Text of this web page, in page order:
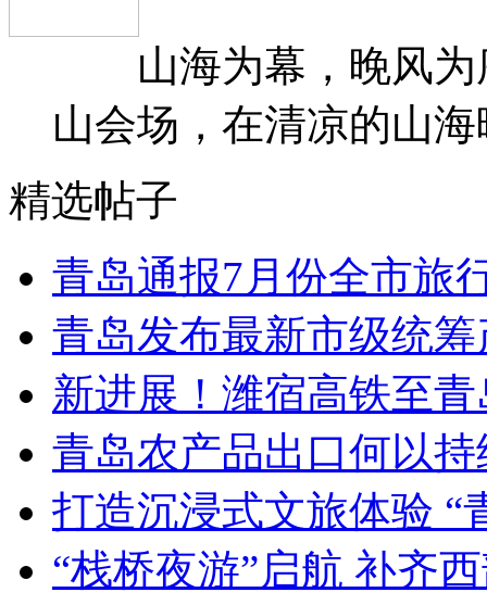
山海为幕，晚风为
山会场，在清凉的山
精选帖子
青岛通报7月份全市旅
青岛发布最新市级统
新进展！潍宿高铁至
青岛农产品出口何以持
打造沉浸式文旅体验 “
“栈桥夜游”启航 补齐